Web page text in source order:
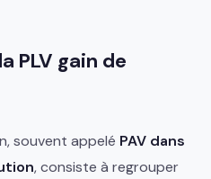
PLV gain de
souvent appelé PAV dans
, consiste à regrouper